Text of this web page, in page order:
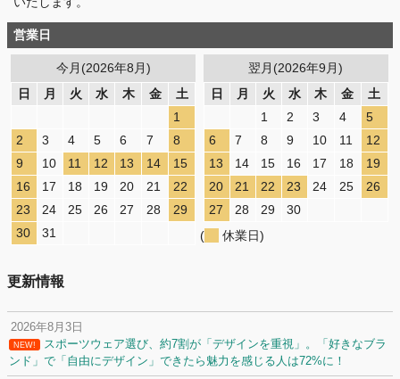
営業日
今月(2026年8月)
日
月 火 水 木 金
土
1
2
3 4 5 6 7
8
9
10 11 12 13 14
15
16
17 18 19 20 21
22
23
24 25 26 27 28
29
30
31
翌月(2026年9月)
日
月 火 水 木 金
土
1
2 3 4
5
6
7 8 9 10 11
12
13
14 15 16 17 18
19
20
21 22 23 24 25
26
27
28 29
30
(
休業日)
更新情報
2026年8月3日
NEW!
スポーツウェア選び、約7割が「デザインを重視」。「好きなブラ
ンド」で「自由にデザイン」できたら魅力を感じる人は72%に！